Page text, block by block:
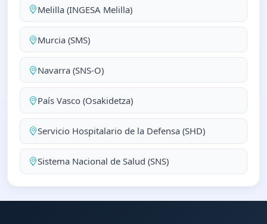
Melilla (INGESA Melilla)
Murcia (SMS)
Navarra (SNS-O)
País Vasco (Osakidetza)
Servicio Hospitalario de la Defensa (SHD)
Sistema Nacional de Salud (SNS)